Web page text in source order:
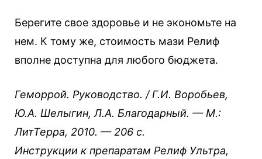
Берегите свое здоровье и не экономьте на
нем. К тому же, стоимость мази Релиф
вполне доступна для любого бюджета.
Геморрой. Руководство. / Г.И. Воробьев,
Ю.А. Шелыгин, Л.А. Благодарный. — М.:
ЛитТерра, 2010. — 206 c.
Инструкции к препаратам Релиф Ультра,